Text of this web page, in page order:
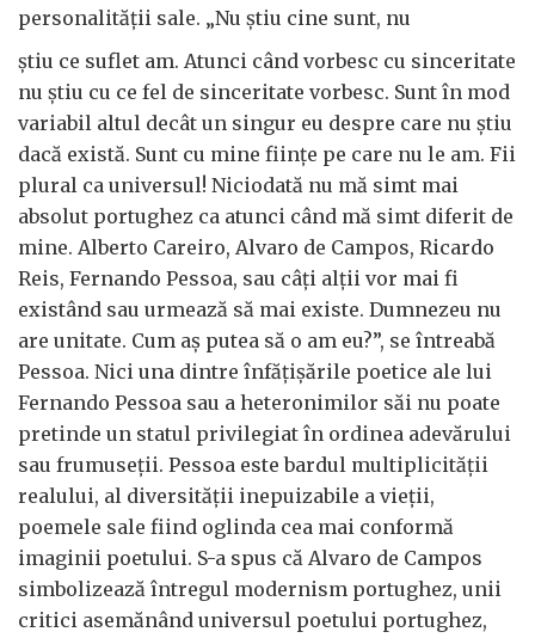
personalității sale. „Nu știu cine sunt, nu
știu ce suflet am. Atunci când vorbesc cu sinceritate
nu știu cu ce fel de sinceritate vorbesc. Sunt în mod
variabil altul decât un singur eu despre care nu știu
dacă există. Sunt cu mine ființe pe care nu le am. Fii
plural ca universul! Niciodată nu mă simt mai
absolut portughez ca atunci când mă simt diferit de
mine. Alberto Careiro, Alvaro de Campos, Ricardo
Reis, Fernando Pessoa, sau câți alții vor mai fi
existând sau urmează să mai existe. Dumnezeu nu
are unitate. Cum aș putea să o am eu?”, se întreabă
Pessoa. Nici una dintre înfățișările poetice ale lui
Fernando Pessoa sau a heteronimilor săi nu poate
pretinde un statul privilegiat în ordinea adevărului
sau frumuseții. Pessoa este bardul multiplicității
realului, al diversității inepuizabile a vieții,
poemele sale fiind oglinda cea mai conformă
imaginii poetului. S-a spus că Alvaro de Campos
simbolizează întregul modernism portughez, unii
critici asemănând universul poetului portughez,